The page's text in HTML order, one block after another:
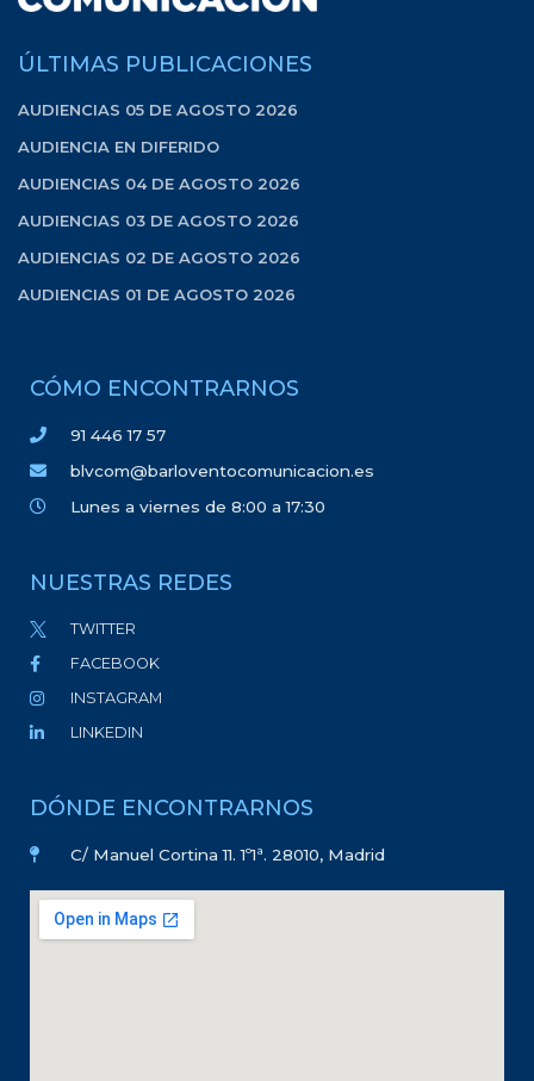
ÚLTIMAS PUBLICACIONES
AUDIENCIAS 05 DE AGOSTO 2026
AUDIENCIA EN DIFERIDO
AUDIENCIAS 04 DE AGOSTO 2026
AUDIENCIAS 03 DE AGOSTO 2026
AUDIENCIAS 02 DE AGOSTO 2026
AUDIENCIAS 01 DE AGOSTO 2026
CÓMO ENCONTRARNOS
91 446 17 57
blvcom@barloventocomunicacion.es
Lunes a viernes de 8:00 a 17:30
NUESTRAS REDES
TWITTER
FACEBOOK
INSTAGRAM
LINKEDIN
DÓNDE ENCONTRARNOS
C/ Manuel Cortina 11. 1º1ª. 28010, Madrid